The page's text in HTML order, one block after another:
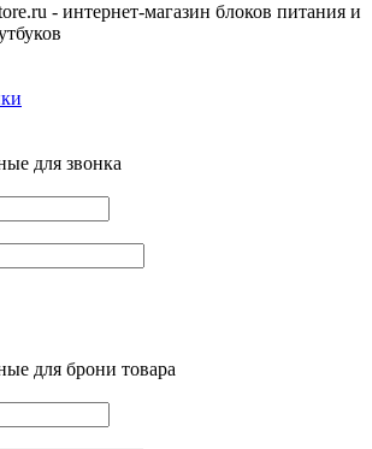
- интернет-магазин блоков питания и
для звонка
для брони товара